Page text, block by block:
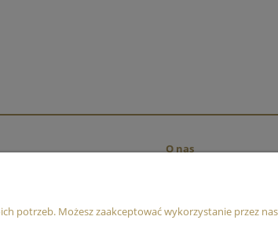
O nas
potrzeb. Możesz zaakceptować wykorzystanie przez